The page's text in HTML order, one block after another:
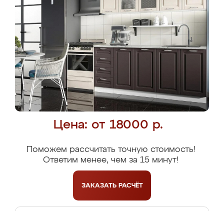
Цена: от 18000 р.
Поможем рассчитать точную стоимость!
Ответим менее, чем за 15 минут!
ЗАКАЗАТЬ РАСЧЁТ